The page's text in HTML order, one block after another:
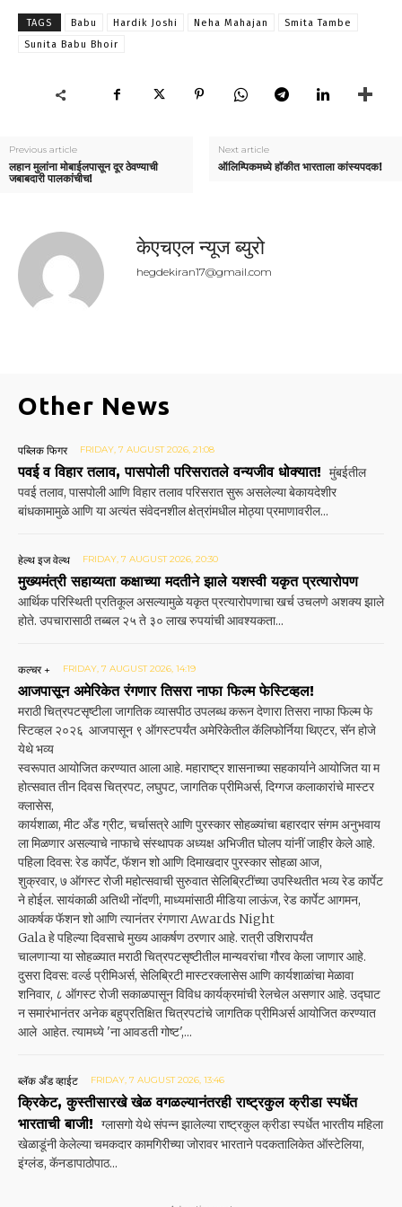
TAGS Babu Hardik Joshi Neha Mahajan
Smita Tambe
Sunita Babu Bhoir
Previous article
लहान मुलांना मोबाईलपासून दूर ठेवण्याची
जबाबदारी पालकांचीच!
Next article
ऑलिम्पिकमध्ये हॉकीत भारताला कांस्यपदक!
केएचएल न्यूज ब्युरो
hegdekiran17@gmail.com
Other News
पब्लिक फिगर FRIDAY, 7 AUGUST 2026, 21:08
पवई व विहार तलाव, पासपोली परिसरातले वन्यजीव धोक्यात! मुंबईतील
पवई तलाव, पासपोली आणि विहार तलाव परिसरात सुरू असलेल्या बेकायदेशीर
बांधकामामुळे आणि या अत्यंत संवेदनशील क्षेत्रांमधील मोठ्या प्रमाणावरील...
हेल्थ इज वेल्थ FRIDAY, 7 AUGUST 2026, 20:30
मुख्यमंत्री सहाय्यता कक्षाच्या मदतीने झाले यशस्वी यकृत प्रत्यारोपण
आर्थिक परिस्थिती प्रतिकूल असल्यामुळे यकृत प्रत्यारोपणाचा खर्च उचलणे अशक्य झाले
होते. उपचारासाठी तब्बल २५ ते ३० लाख रुपयांची आवश्यकता...
कल्चर + FRIDAY, 7 AUGUST 2026, 14:19
आजपासून अमेरिकेत रंगणार तिसरा नाफा फिल्म फेस्टिव्हल!
मराठी चित्रपटसृष्टीला जागतिक व्यासपीठ उपलब्ध करून देणारा तिसरा नाफा फिल्म फे
स्टिव्हल २०२६ आजपासून ९ ऑगस्टपर्यंत अमेरिकेतील कॅलिफोर्निया थिएटर, सॅन होजे
येथे भव्य
स्वरूपात आयोजित करण्यात आला आहे. महाराष्ट्र शासनाच्या सहकार्याने आयोजित या म
होत्सवात तीन दिवस चित्रपट, लघुपट, जागतिक प्रीमिअर्स, दिग्गज कलाकारांचे मास्टर
क्लासेस,
कार्यशाळा, मीट अँड ग्रीट, चर्चासत्रे आणि पुरस्कार सोहळ्यांचा बहारदार संगम अनुभवाय
ला मिळणार असल्याचे नाफाचे संस्थापक अध्यक्ष अभिजीत घोलप यांनीं जाहीर केले आहे.
पहिला दिवस: रेड कार्पेट, फॅशन शो आणि दिमाखदार पुरस्कार सोहळा आज,
शुक्रवार, ७ ऑगस्ट रोजी महोत्सवाची सुरुवात सेलिब्रिटींच्या उपस्थितीत भव्य रेड कार्पेट
ने होईल. सायंकाळी अतिथी नोंदणी, माध्यमांसाठी मीडिया लाऊंज, रेड कार्पेट आगमन,
आकर्षक फॅशन शो आणि त्यानंतर रंगणारा Awards Night
Gala हे पहिल्या दिवसाचे मुख्य आकर्षण ठरणार आहे. रात्री उशिरापर्यंत
चालणाऱ्या या सोहळ्यात मराठी चित्रपटसृष्टीतील मान्यवरांचा गौरव केला जाणार आहे.
दुसरा दिवस: वर्ल्ड प्रीमिअर्स, सेलिब्रिटी मास्टरक्लासेस आणि कार्यशाळांचा मेळावा
शनिवार, ८ ऑगस्ट रोजी सकाळपासून विविध कार्यक्रमांची रेलचेल असणार आहे. उद्घाट
न समारंभानंतर अनेक बहुप्रतिक्षित चित्रपटांचे जागतिक प्रीमिअर्स आयोजित करण्यात
आले आहेत. त्यामध्ये 'ना आवडती गोष्ट',...
ब्लॅक अँड व्हाईट FRIDAY, 7 AUGUST 2026, 13:46
क्रिकेट, कुस्तीसारखे खेळ वगळल्यानंतरही राष्ट्रकुल क्रीडा स्पर्धेत
भारताची बाजी! ग्लासगो येथे संपन्न झालेल्या राष्ट्रकुल क्रीडा स्पर्धेत भारतीय महिला
खेळाडूंनी केलेल्या चमकदार कामगिरी‌च्या जोरावर भारताने पदकतालिकेत ऑस्टेलिया,
इंग्लंड, कॅनडापाठोपाठ...